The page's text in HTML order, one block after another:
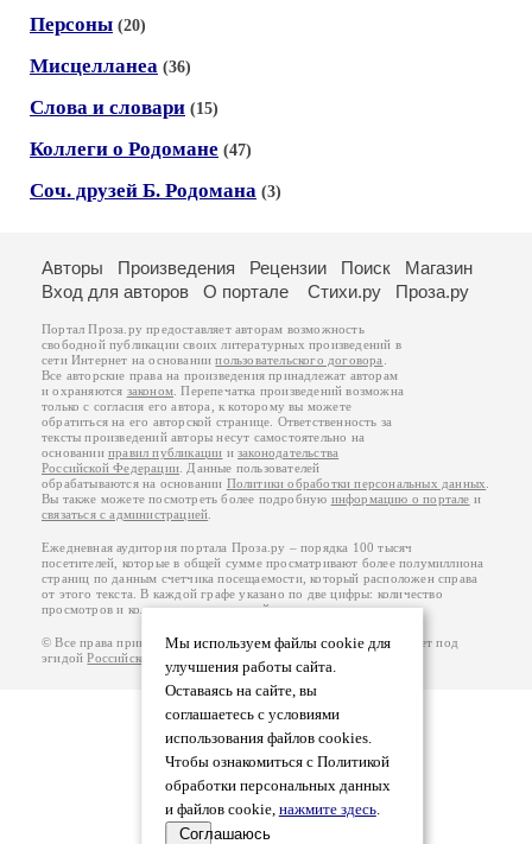
Персоны (20)
Мисцелланеа (36)
Слова и словари (15)
Коллеги о Родомане (47)
Соч. друзей Б. Родомана (3)
Мы используем файлы cookie для
улучшения работы сайта.
Оставаясь на сайте, вы
соглашаетесь с условиями
использования файлов cookies.
Чтобы ознакомиться с Политикой
обработки персональных данных
и файлов cookie, нажмите здесь.
Соглашаюсь
Авторы Произведения Рецензии Поиск
Магазин
Вход для авторов
О портале Стихи.ру Проза.ру
Портал Проза.ру предоставляет авторам возможность
свободной публикации своих литературных произведений в
сети Интернет на основаниипользовательского договора
Все авторские права на произведения принадлежат авторам
и охраняются законом . Перепечатка произведений возможна
только с согласия его автора, к которому вы можете
обратиться на его авторской странице. Ответственность за
тексты произведений авторы несут самостоятельно на
основанииправил публикации изаконодательства
Российской Федерации . Данные пользователей
обрабатываются на основании Политики обработки персональных данных
Вы также можете посмотреть более подробную информацию о портале и
связаться с администрацией
Ежедневная аудитория портала Проза.ру – порядка 100 тысяч
посетителей, которые в общей сумме просматривают более полумиллиона
страниц по данным счетчика посещаемости, который расположен справа
от этого текста. В каждой графе указано по две цифры: количество
просмотров и количество посетителей.
© Все права принадлежат авторам, 2000-2026. Портал работает под
эгидойРоссийского союза писателей